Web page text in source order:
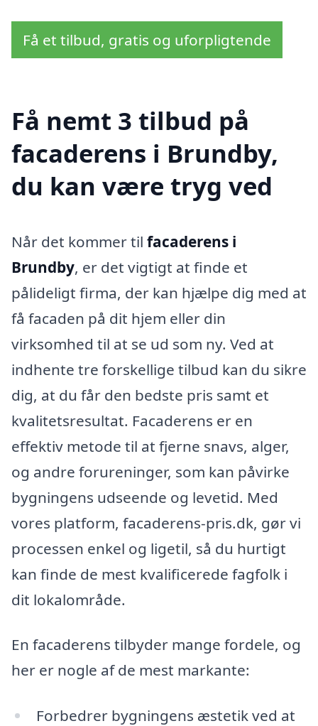
Få et tilbud, gratis og uforpligtende
Få nemt 3 tilbud på
facaderens i Brundby,
du kan være tryg ved
Når det kommer til facaderens i
Brundby, er det vigtigt at finde et
pålideligt firma, der kan hjælpe dig med at
få facaden på dit hjem eller din
virksomhed til at se ud som ny. Ved at
indhente tre forskellige tilbud kan du sikre
dig, at du får den bedste pris samt et
kvalitetsresultat. Facaderens er en
effektiv metode til at fjerne snavs, alger,
og andre forureninger, som kan påvirke
bygningens udseende og levetid. Med
vores platform, facaderens-pris.dk, gør vi
processen enkel og ligetil, så du hurtigt
kan finde de mest kvalificerede fagfolk i
dit lokalområde.
En facaderens tilbyder mange fordele, og
her er nogle af de mest markante:
Forbedrer bygningens æstetik ved at